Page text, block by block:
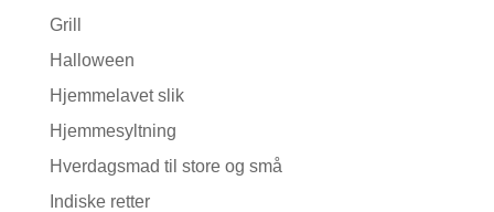
Grill
Halloween
Hjemmelavet slik
Hjemmesyltning
Hverdagsmad til store og små
Indiske retter